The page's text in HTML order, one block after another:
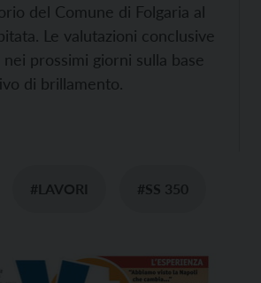
del Comune di Folgaria al
Le valutazioni conclusive
prossimi giorni sulla base
di brillamento.
#LAVORI #SS 350